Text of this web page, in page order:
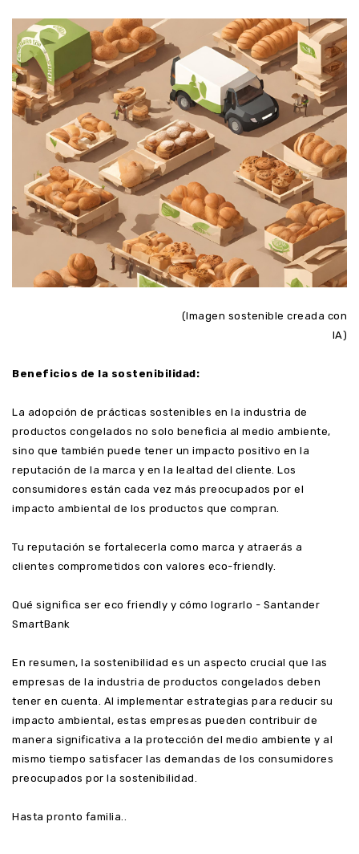
(Imagen sostenible creada con
IA)
Beneficios de la sostenibilidad:
La adopción de prácticas sostenibles en la industria de
productos congelados no solo beneficia al medio ambiente,
sino que también puede tener un impacto positivo en la
reputación de la marca y en la lealtad del cliente. Los
consumidores están cada vez más preocupados por el
impacto ambiental de los productos que compran.
Tu reputación se fortalecerla como marca y atraerás a
clientes comprometidos con valores eco-friendly.
Qué significa ser eco friendly y cómo lograrlo - Santander
SmartBank
En resumen, la sostenibilidad es un aspecto crucial que las
empresas de la industria de productos congelados deben
tener en cuenta. Al implementar estrategias para reducir su
impacto ambiental, estas empresas pueden contribuir de
manera significativa a la protección del medio ambiente y al
mismo tiempo satisfacer las demandas de los consumidores
preocupados por la sostenibilidad.
Hasta pronto familia..